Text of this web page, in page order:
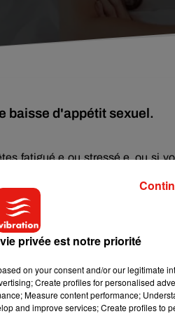
baisse d'appétit sexuel.
fatigué.e ou stressé.e, ou si
un tel problème.
sont en partie responsables de
votre corps et donc votre
en sucres notamment, vous
un dérèglement hormonal.
de votre baisse de
pelvien. Or, lorsqu’ils sont
privée est notre priorité
on your consent and/or our legitimate
Create profiles for personalised
Measure content performance;
and improve services; Create profiles to